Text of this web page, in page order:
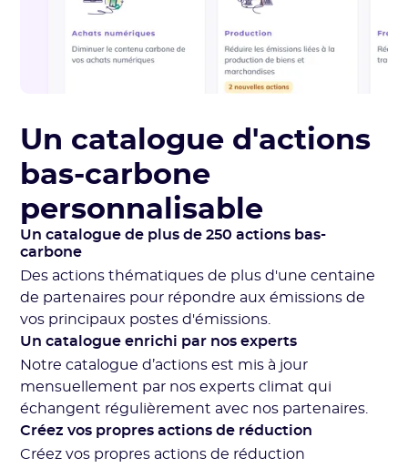
Un catalogue d'actions
bas-carbone
personnalisable
Un catalogue de plus de 250 actions bas-
carbone
Des actions thématiques de plus d'une centaine
de partenaires pour répondre aux émissions de
vos principaux postes d'émissions.
Un catalogue enrichi par nos experts
Notre catalogue d’actions est mis à jour
mensuellement par nos experts climat qui
échangent régulièrement avec nos partenaires.
Créez vos propres actions de réduction
Créez vos propres actions de réduction